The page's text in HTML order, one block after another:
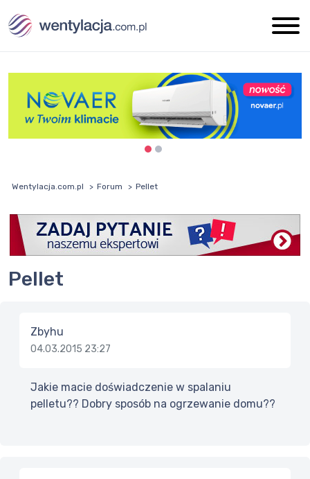
Wentylacja.com.pl Forum Pellet
Pellet
Zbyhu
04.03.2015 23:27
Jakie macie doświadczenie w spalaniu
pelletu?? Dobry sposób na ogrzewanie domu??